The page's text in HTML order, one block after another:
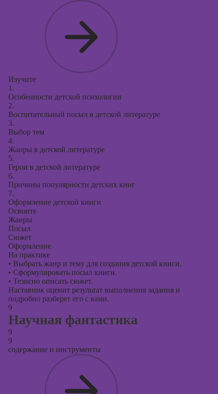
Изучите
1.
Особенности детской психологии
2.
Воспитательный посыл в детской литературе
3.
Выбор тем
4.
Жанры в детской литературе
5.
Герои в детской литературе
6.
Причины популярности детских книг
7.
Оформление детской книги
Освоите
Жанры
Посыл
Сюжет
Оформление
На практике
• Выбрать жанр и тему для создания детской книги.
• Сформулировать посыл книги.
• Тезисно описать сюжет.
Наставник оценит результат выполнения задания и
подробно разберет его с вами.
9
Научная фантастика
9
9
содержание и инструменты